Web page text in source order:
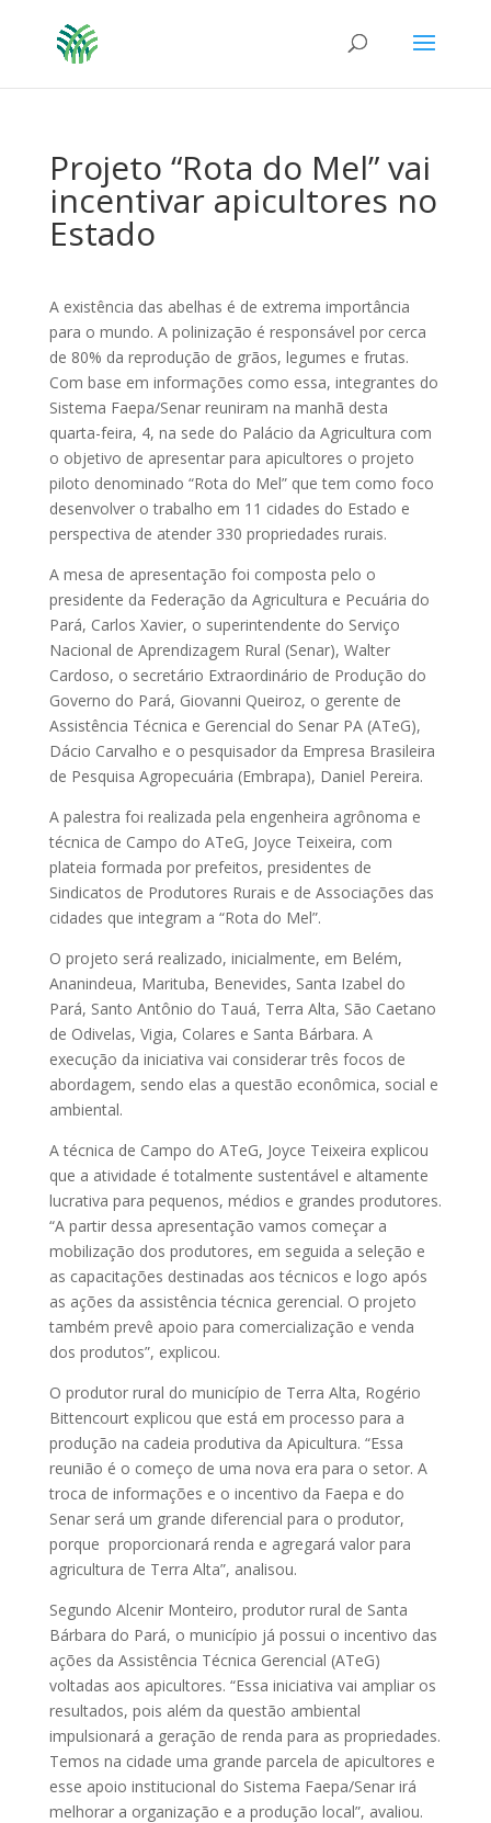
Projeto “Rota do Mel” vai
incentivar apicultores no
Estado
A existência das abelhas é de extrema importância
para o mundo. A polinização é responsável por cerca
de 80% da reprodução de grãos, legumes e frutas.
Com base em informações como essa, integrantes do
Sistema Faepa/Senar reuniram na manhã desta
quarta-feira, 4, na sede do Palácio da Agricultura com
o objetivo de apresentar para apicultores o projeto
piloto denominado “Rota do Mel” que tem como foco
desenvolver o trabalho em 11 cidades do Estado e
perspectiva de atender 330 propriedades rurais.
A mesa de apresentação foi composta pelo o
presidente da Federação da Agricultura e Pecuária do
Pará, Carlos Xavier, o superintendente do Serviço
Nacional de Aprendizagem Rural (Senar), Walter
Cardoso, o secretário Extraordinário de Produção do
Governo do Pará, Giovanni Queiroz, o gerente de
Assistência Técnica e Gerencial do Senar PA (ATeG),
Dácio Carvalho e o pesquisador da Empresa Brasileira
de Pesquisa Agropecuária (Embrapa), Daniel Pereira.
A palestra foi realizada pela engenheira agrônoma e
técnica de Campo do ATeG, Joyce Teixeira, com
plateia formada por prefeitos, presidentes de
Sindicatos de Produtores Rurais e de Associações das
cidades que integram a “Rota do Mel”.
O projeto será realizado, inicialmente, em Belém,
Ananindeua, Marituba, Benevides, Santa Izabel do
Pará, Santo Antônio do Tauá, Terra Alta, São Caetano
de Odivelas, Vigia, Colares e Santa Bárbara. A
execução da iniciativa vai considerar três focos de
abordagem, sendo elas a questão econômica, social e
ambiental.
A técnica de Campo do ATeG, Joyce Teixeira explicou
que a atividade é totalmente sustentável e altamente
lucrativa para pequenos, médios e grandes produtores.
“A partir dessa apresentação vamos começar a
mobilização dos produtores, em seguida a seleção e
as capacitações destinadas aos técnicos e logo após
as ações da assistência técnica gerencial. O projeto
também prevê apoio para comercialização e venda
dos produtos”, explicou.
O produtor rural do município de Terra Alta, Rogério
Bittencourt explicou que está em processo para a
produção na cadeia produtiva da Apicultura. “Essa
reunião é o começo de uma nova era para o setor. A
troca de informações e o incentivo da Faepa e do
Senar será um grande diferencial para o produtor,
porque proporcionará renda e agregará valor para
agricultura de Terra Alta”, analisou.
Segundo Alcenir Monteiro, produtor rural de Santa
Bárbara do Pará, o município já possui o incentivo das
ações da Assistência Técnica Gerencial (ATeG)
voltadas aos apicultores. “Essa iniciativa vai ampliar os
resultados, pois além da questão ambiental
impulsionará a geração de renda para as propriedades.
Temos na cidade uma grande parcela de apicultores e
esse apoio institucional do Sistema Faepa/Senar irá
melhorar a organização e a produção local”, avaliou.